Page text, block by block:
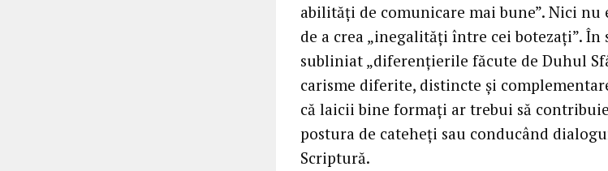
abilități de comunicare mai bune”. Nici nu
de a crea „inegalități între cei botezați”. În
subliniat „diferențierile făcute de Duhul
carisme diferite, distincte și
că laicii bine formați ar trebui să
postura de cateheți sau conducând
Scriptură.